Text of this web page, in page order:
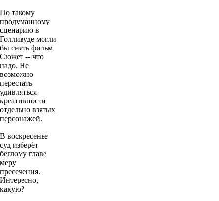
По такому
продуманному
сценарию в
Голливуде могли
бы снять фильм.
Сюжет -- что
надо. Не
возможно
перестать
удивляться
креативности
отдельно взятых
персонажей.
В воскресенье
суд изберёт
беглому главе
меру
пресечения.
Интересно,
какую?